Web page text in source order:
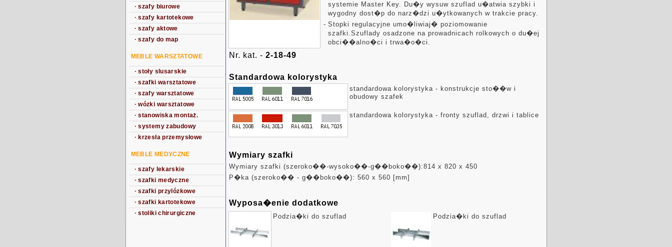
· szafy biurowe
· szafy kartotekowe
· szafy aktowe
· szafy do map
MEBLE WARSZTATOWE
· stoły slusarskie
· szafki warsztatowe
· szafy warsztatowe
· wózki warsztatowe
· stanowiska montaż.
· systemy zabudowy
· krzesła przemysłowe
MEBLE MEDYCZNE
· szafy lekarskie
· szafki medyczne
· szafki przylózkowe
· szafki kartotekowe
· stoliki chirurgiczne
systemie Master Key. Du�y wysuw szuflad u�atwia szybki i
wygodny dost�p do narz�dzi u�ytkowanych w trakcie pracy.
- Stopki regulacyjne umo�liwiaj� poziomowanie
szafki.Szuflady osadzone na prowadnicach rolkowych o du�ej
obci��alno�ci i trwa�o�ci.
Nr. kat. - 2-18-49
Standardowa kolorystyka
standardowa kolorystyka - konstrukcje sto��w i
obudowy szafek
standardowa kolorystyka - fronty szuflad, drzwi i tablice
Wymiary szafki
Wymiary szafki (szeroko��-wysoko��-g��boko��):814 x 820 x 450
P�ka (szeroko�� - g��boko��): 560 x 560 [mm]
Wyposa�enie dodatkowe
Podzia�ki do szuflad Podzia�ki do szuflad